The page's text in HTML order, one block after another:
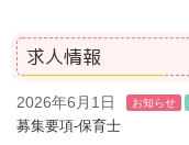
求人情報
2026年6月1日 お知らせ
募集要項-保育士